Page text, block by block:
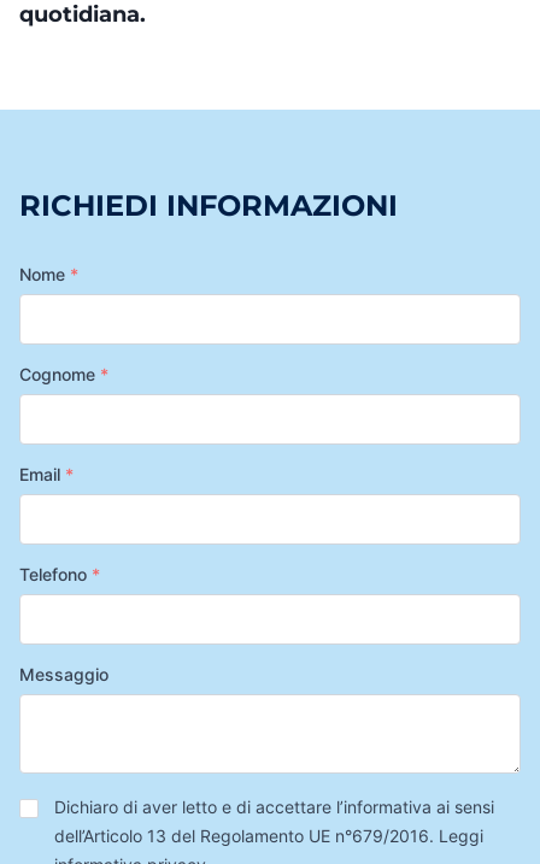
quotidiana.
RICHIEDI INFORMAZIONI
Nome *
Cognome *
Email *
Telefono *
Messaggio
Privacy*
Dichiaro di aver letto e di accettare l’informativa ai sensi
dell’Articolo 13 del Regolamento UE n°679/2016. Leggi